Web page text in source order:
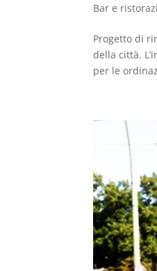
Bar e
Progetto di
della città.
per le